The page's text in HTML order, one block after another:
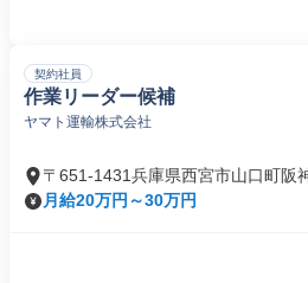
契約社員
作業リーダー候補
ヤマト運輸株式会社
〒651-1431兵庫県西宮市山口町阪
ンター
月給20万円～30万円